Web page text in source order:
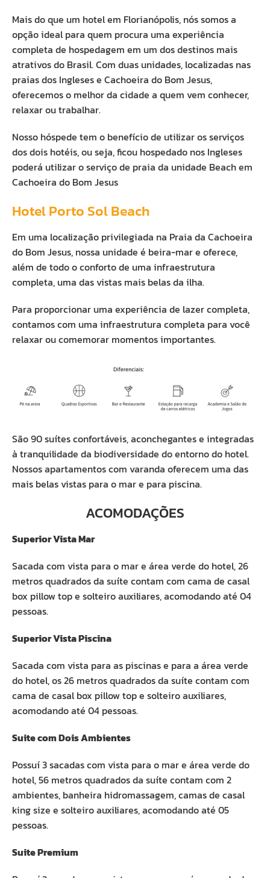
Mais do que um hotel em Florianópolis, nós somos a
opção ideal para quem procura uma experiência
completa de hospedagem em um dos destinos mais
atrativos do Brasil. Com duas unidades, localizadas nas
praias dos Ingleses e Cachoeira do Bom Jesus,
oferecemos o melhor da cidade a quem vem conhecer,
relaxar ou trabalhar.
Nosso hóspede tem o benefício de utilizar os serviços
dos dois hotéis, ou seja, ficou hospedado nos Ingleses
poderá utilizar o serviço de praia da unidade Beach em
Cachoeira do Bom Jesus
Hotel Porto Sol Beach
Em uma localização privilegiada na Praia da Cachoeira
do Bom Jesus, nossa unidade é beira-mar e oferece,
além de todo o conforto de uma infraestrutura
completa, uma das vistas mais belas da ilha.
Para proporcionar uma experiência de lazer completa,
contamos com uma infraestrutura completa para você
relaxar ou comemorar momentos importantes.
São 90 suítes confortáveis, aconchegantes e integradas
à tranquilidade da biodiversidade do entorno do hotel.
Nossos apartamentos com varanda oferecem uma das
mais belas vistas para o mar e para piscina.
ACOMODAÇÕES
Superior Vista Mar
Sacada com vista para o mar e área verde do hotel, 26
metros quadrados da suíte contam com cama de casal
box pillow top e solteiro auxiliares, acomodando até 04
pessoas.
Superior Vista Piscina
Sacada com vista para as piscinas e para a área verde
do hotel, os 26 metros quadrados da suíte contam com
cama de casal box pillow top e solteiro auxiliares,
acomodando até 04 pessoas.
Suite com Dois Ambientes
Possuí 3 sacadas com vista para o mar e área verde do
hotel, 56 metros quadrados da suíte contam com 2
ambientes, banheira hidromassagem, camas de casal
king size e solteiro auxiliares, acomodando até 05
pessoas.
Suite Premium